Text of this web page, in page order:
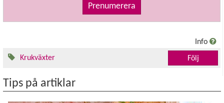
Prenumerera
Info
Krukväxter
Följ
Tips på artiklar